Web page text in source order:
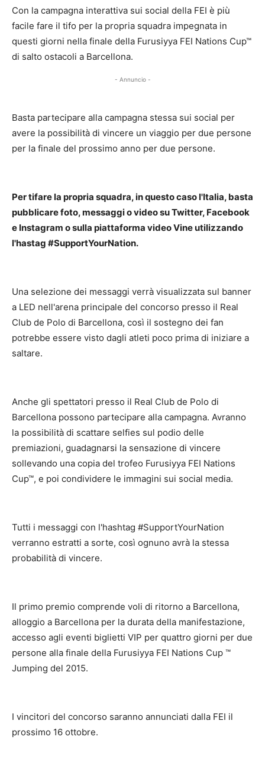
Con la campagna interattiva sui social della FEI è più
facile fare il tifo per la propria squadra impegnata in
questi giorni nella finale della Furusiyya FEI Nations Cup™
di salto ostacoli a Barcellona.
- Annuncio -
Basta partecipare alla campagna stessa sui social per
avere la possibilità di vincere un viaggio per due persone
per la finale del prossimo anno per due persone.
Per tifare la propria squadra, in questo caso l'Italia, basta
pubblicare foto, messaggi o video su Twitter, Facebook
e Instagram o sulla piattaforma video Vine utilizzando
l'hastag #SupportYourNation.
Una selezione dei messaggi verrà visualizzata sul banner
a LED nell'arena principale del concorso presso il Real
Club de Polo di Barcellona, così il sostegno dei fan
potrebbe essere visto dagli atleti poco prima di iniziare a
saltare.
Anche gli spettatori presso il Real Club de Polo di
Barcellona possono partecipare alla campagna. Avranno
la possibilità di scattare selfies sul podio delle
premiazioni, guadagnarsi la sensazione di vincere
sollevando una copia del trofeo Furusiyya FEI Nations
Cup™, e poi condividere le immagini sui social media.
Tutti i messaggi con l'hashtag #SupportYourNation
verranno estratti a sorte, così ognuno avrà la stessa
probabilità di vincere.
Il primo premio comprende voli di ritorno a Barcellona,
alloggio a Barcellona per la durata della manifestazione,
accesso agli eventi biglietti VIP per quattro giorni per due
persone alla finale della Furusiyya FEI Nations Cup ™
Jumping del 2015.
I vincitori del concorso saranno annunciati dalla FEI il
prossimo 16 ottobre.